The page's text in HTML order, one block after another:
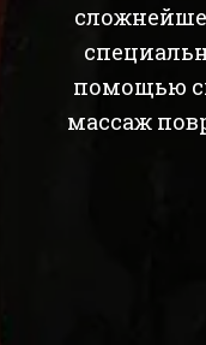
помощью
массаж